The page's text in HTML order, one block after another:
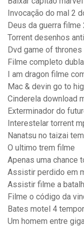
Invocação do mal 2
Deus da guerra filme
Torrent desenhos
Dvd game of
Filme completo
I am dragon filme
Mac & devin go to
Cinderela download
Exterminador do
Interestelar torrent
Nanatsu no taizai
O ultimo trem filme
Apenas uma chance
Assistir perdido em
Assistir filme a
Filme o código da
Bates motel 4
Um homem entre